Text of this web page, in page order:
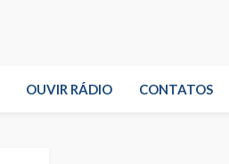
OUVIR RÁDIO CONTATOS